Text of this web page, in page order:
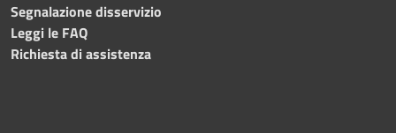
Segnalazione disservizio
Leggi le FAQ
Richiesta di assistenza